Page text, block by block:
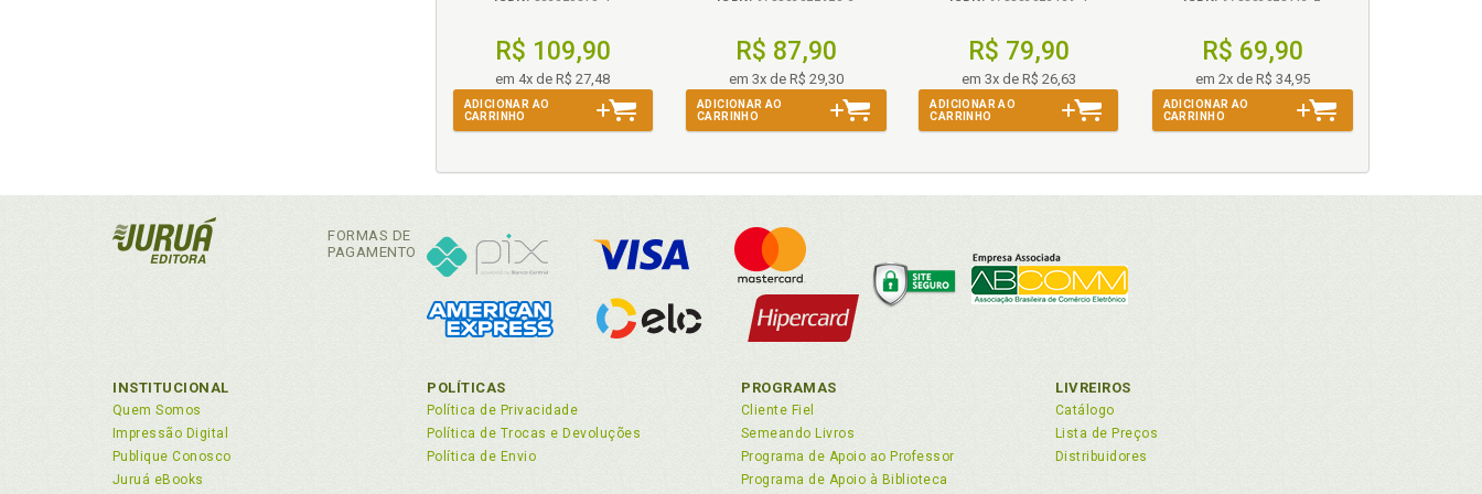
R$ 109,90
em 4x de R$ 27,48
ADICIONAR AO
CARRINHO
R$ 87,90
em 3x de R$ 29,30
ADICIONAR AO
CARRINHO
R$ 79,90
em 3x de R$ 26,63
ADICIONAR AO
CARRINHO
R$ 69,90
em 2x de R$ 34,95
ADICIONAR AO
CARRINHO
FORMAS DE
PAGAMENTO
INSTITUCIONAL
Quem Somos
Impressão Digital
Publique Conosco
Juruá eBooks
POLÍTICAS
Política de Privacidade
Política de Trocas e Devoluções
Política de Envio
PROGRAMAS
Cliente Fiel
Semeando Livros
Programa de Apoio ao Professor
Programa de Apoio à Biblioteca
LIVREIROS
Catálogo
Lista de Preços
Distribuidores